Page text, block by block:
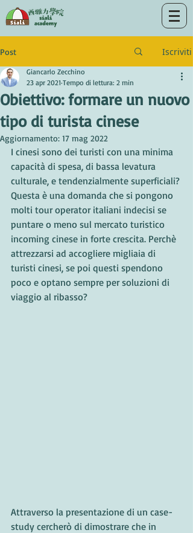
Post Iscriviti
Obiettivo: formare un nuovo
tipo di turista cinese
Giancarlo Zecchino
23 apr 2021 Tempo di lettura: 2 min
Aggiornamento: 17 mag 2022
I cinesi sono dei turisti con una minima
capacità di spesa, di bassa levatura
culturale, e tendenzialmente superficiali?
Questa è una domanda che si pongono
molti tour operator italiani indecisi se
puntare o meno sul mercato turistico
incoming cinese in forte crescita. Perchè
attrezzarsi ad accogliere migliaia di
turisti cinesi, se poi questi spendono
poco e optano sempre per soluzioni di
viaggio al ribasso?
Attraverso la presentazione di un case-
study cercherò di dimostrare che in